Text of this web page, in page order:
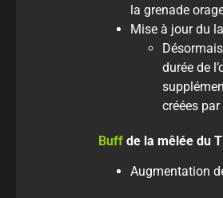
la grenade
Mise à jour du
durée de
créées
Buffde la mêlée du
Augmentation